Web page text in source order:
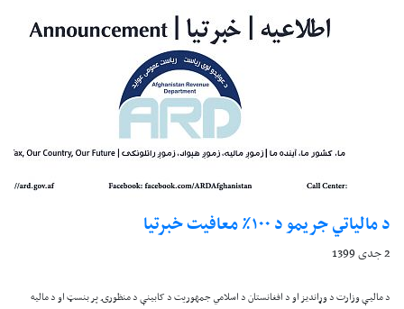
د مالياتي جريمو د ۱۰۰٪ معافيت خبرتيا
2 جدی 1399
د ماليې وزارت د وړانديز او د افغانستان د اسلامي جمهوریت د کابينې د منظورۍ پر بنسټ او د ماليه